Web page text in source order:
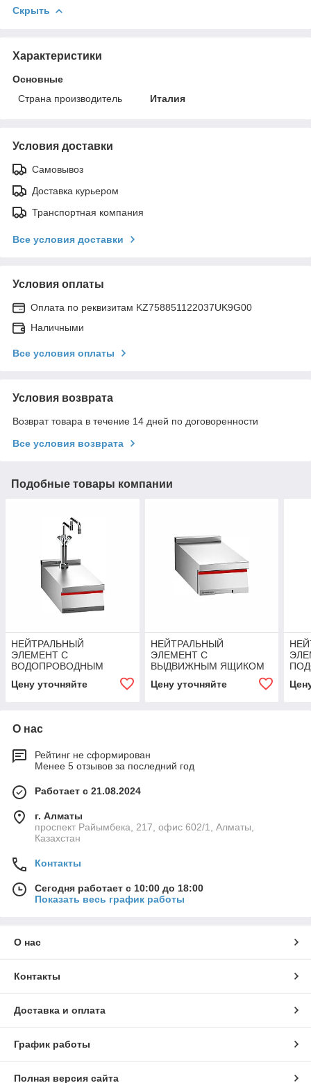
Скрыть
Характеристики
Основные
Страна производитель
Италия
Условия доставки
Самовывоз
Доставка курьером
Транспортная компания
Все условия доставки
Условия оплаты
Оплата по реквизитам KZ758851122037UK9G00
Наличными
Все условия оплаты
Условия возврата
Возврат товара в течение 14 дней по договоренности
Все условия возврата
Подобные товары компании
НЕЙТРАЛЬНЫЙ
ЭЛЕМЕНТ С
ВОДОПРОВОДНЫМ
Цену уточняйте
НЕЙТРАЛЬНЫЙ
ЭЛЕМЕНТ С
ВЫДВИЖНЫМ ЯЩИКОМ
Цену уточняйте
О нас
Рейтинг не сформирован
Менее 5 отзывов за последний год
Работает с 21.08.2024
г. Алматы
проспект Райымбека, 217, офис 602/1, Алматы,
Казахстан
Контакты
Сегодня работает с 10:00 до 18:00
Показать весь график работы
О нас
Контакты
Доставка и оплата
График работы
Полная версия сайта